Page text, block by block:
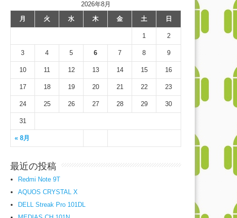
2026年8月
月
火 水 木 金 土 日
« 8月
1 2
3 4 5 6 7 8 9
10 11 12 13 14 15 16
17 18 19 20 21 22 23
24 25 26 27 28 29 30
31
最近の投稿
Redmi Note 9T
AQUOS CRYSTAL X
DELL Streak Pro 101DL